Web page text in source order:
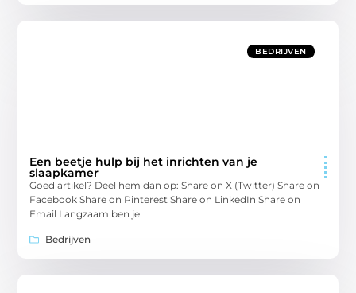
BEDRIJVEN
Een beetje hulp bij het inrichten van je
slaapkamer
Goed artikel? Deel hem dan op: Share on X (Twitter) Share on
Facebook Share on Pinterest Share on LinkedIn Share on
Email Langzaam ben je
Bedrijven